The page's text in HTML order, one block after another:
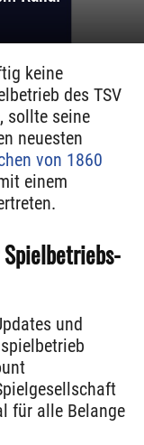
keine
des TSV
sollte seine
neuesten
von 1860
einem
und
für alle Belange